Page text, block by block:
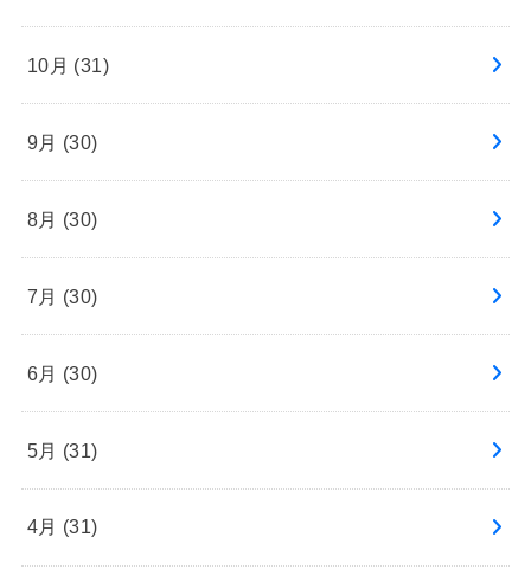
10月 (31)
9月 (30)
8月 (30)
7月 (30)
6月 (30)
5月 (31)
4月 (31)